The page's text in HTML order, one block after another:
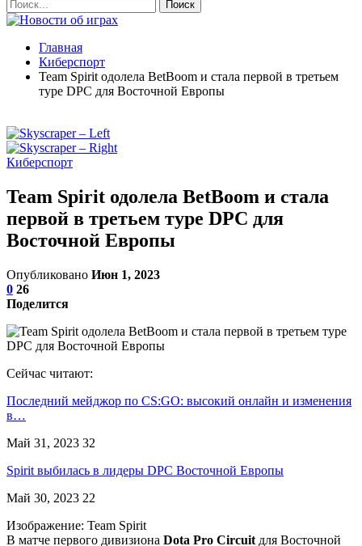
Главная
Киберспорт
Team Spirit одолела BetBoom и стала первой в третьем
туре DPC для Восточной Европы
Киберспорт
Team Spirit одолела BetBoom и стала
первой в третьем туре DPC для
Восточной Европы
Опубликовано Июн 1, 2023
0 26
Поделится
Сейчас читают:
Последний мейджор по CS:GO: высокий онлайн и изменения
в…
Май 31, 2023 32
Spirit выбилась в лидеры DPC Восточной Европы
Май 30, 2023 22
Изображение: Team Spirit
В матче первого дивизиона Dota Pro Circuit для Восточной